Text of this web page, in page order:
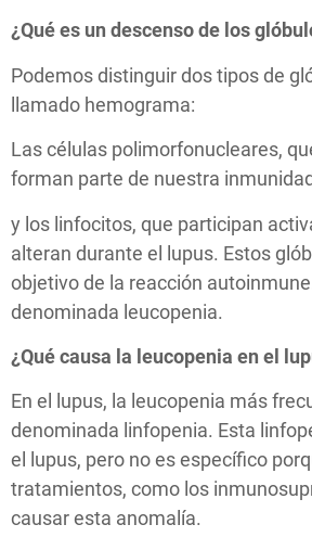
¿Qué es un descenso de los
Podemos distinguir dos tipos de
llamado hemograma:
Las células polimorfonucleares,
forman parte de nuestra
y los linfocitos, que participan
alteran durante el lupus. Estos
objetivo de la reacción
denominada leucopenia.
¿Qué causa la leucopenia en el
En el lupus, la leucopenia más
denominada linfopenia. Esta
el lupus, pero no es específico
tratamientos, como los
causar esta anomalía.